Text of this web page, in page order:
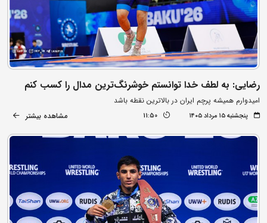
رضایی: به لطف خدا توانستم خوشرنگ‌ترین مدال را کسب کنم
امیدوارم همیشه پرچم ایران در بالاترین نقطه باشد
پنجشنبه ۱۵ مرداد ۱۴۰۵ 11:50 مشاهده بیشتر